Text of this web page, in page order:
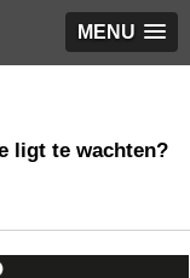
MENU
ligt te wachten?